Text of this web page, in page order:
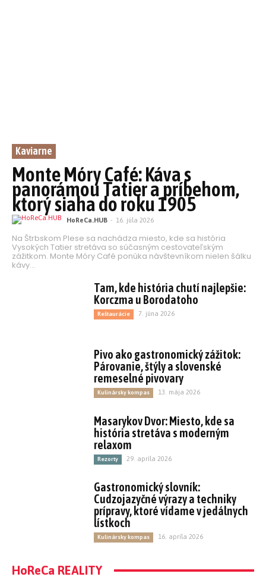
Kaviarne
Monte Móry Café: Káva s
panorámou Tatier a príbehom,
ktorý siaha do roku 1905
HoReCa.HUB - 16. júla 2026
Na Štrbskom Plese sa nachádza miesto, kde sa história
Vysokých Tatier stretáva so súčasným cestovateľským
zážitkom. Monte Móry Café ponúka návštevníkom nielen šálku
kávy...
Tam, kde história chutí najlepšie:
Korczma u Borodatoho
Reštaurácie 7. júna 2026
Pivo ako gastronomický zážitok:
Párovanie, štýly a slovenské
remeselné pivovary
Kulinársky kompas 13. mája 2026
Masarykov Dvor: Miesto, kde sa
história stretáva s moderným
relaxom
Rezorty 29. apríla 2026
Gastronomický slovník:
Cudzojazyčné výrazy a techniky
prípravy, ktoré vídame v jedálnych
lístkoch
Kulinársky kompas 16. apríla 2026
HoReCa REALITY